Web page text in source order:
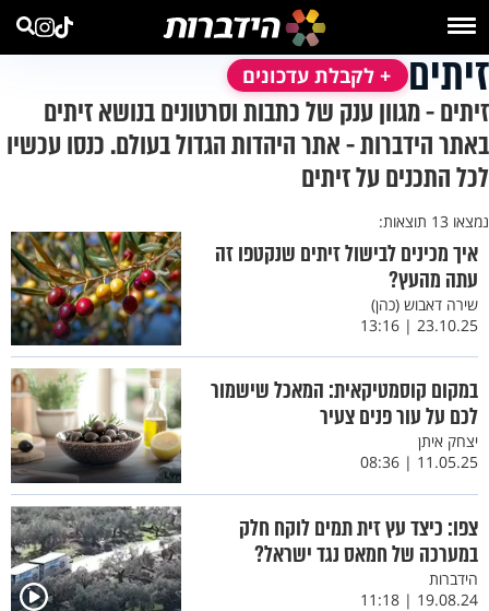
זיתים + לקבלת עדכונים
זיתים - מגוון ענק של כתבות וסרטונים בנושא זיתים
באתר הידברות - אתר היהדות הגדול בעולם. כנסו עכשיו
לכל התכנים על זיתים
נמצאו 13 תוצאות:
איך מכינים לבישול זיתים שנקטפו זה
עתה מהעץ?
שירה דאבוש (כהן)
23.10.25 | 13:16
במקום קוסמטיקאית: המאכל שישמור
לכם על עור פנים צעיר
יצחק איתן
11.05.25 | 08:36
צפו: כיצד עץ זית תמים לוקח חלק
במערכה של חמאס נגד ישראל?
הידברות
19.08.24 | 11:18